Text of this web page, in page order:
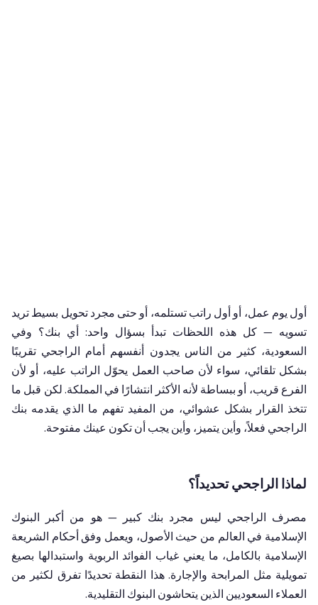
أول يوم عمل، أو أول راتب تستلمه، أو حتى مجرد تحويل بسيط تريد
تسويه — كل هذه اللحظات تبدأ بسؤال واحد: أي بنك؟ وفي
السعودية، كثير من الناس يجدون أنفسهم أمام الراجحي تقريبًا
بشكل تلقائي، سواء لأن صاحب العمل يحوّل الراتب عليه، أو لأن
الفرع قريب، أو ببساطة لأنه الأكثر انتشارًا في المملكة. لكن قبل ما
تتخذ القرار بشكل عشوائي، من المفيد تفهم ما الذي يقدمه بنك
الراجحي فعلاً، وأين يتميز، وأين يجب أن تكون عينك مفتوحة.
لماذا الراجحي تحديداً؟
مصرف الراجحي ليس مجرد بنك كبير — هو من أكبر البنوك
الإسلامية في العالم من حيث الأصول، ويعمل وفق أحكام الشريعة
الإسلامية بالكامل، ما يعني غياب الفوائد الربوية واستبدالها بصيغ
تمويلية مثل المرابحة والإجارة. هذا النقطة تحديدًا تفرق لكثير من
العملاء السعوديين الذين يتحاشون البنوك التقليدية.